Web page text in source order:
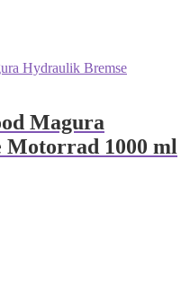
Magura
1000 ml